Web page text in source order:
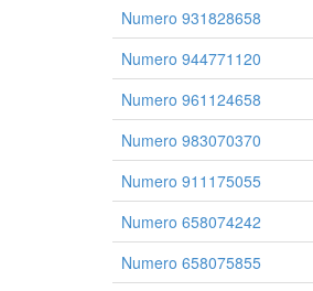
Numero 931828658
Numero 944771120
Numero 961124658
Numero 983070370
Numero 911175055
Numero 658074242
Numero 658075855